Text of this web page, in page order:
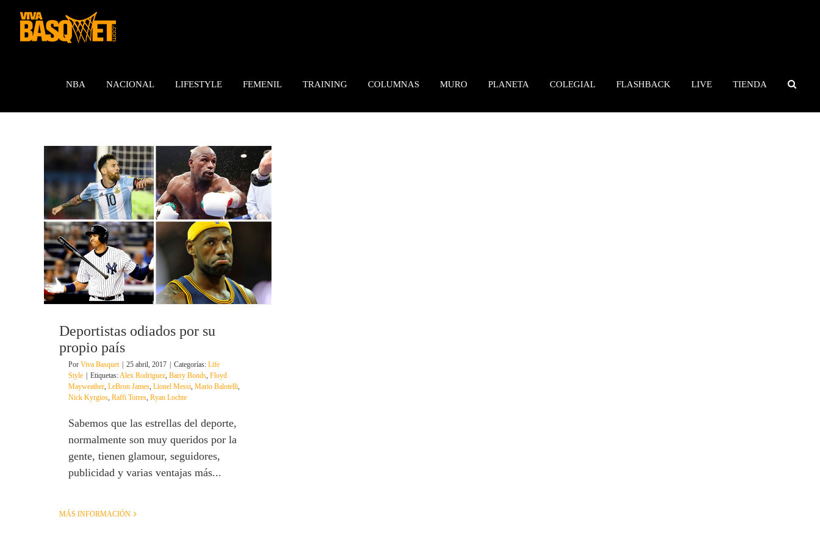
contenido
NBA NACIONAL LIFESTYLE FEMENIL TRAINING COLUMNAS MURO PLANETA COLEGIAL FLASHBACK LIVE TIENDA
Deportistas odiados por su
propio país
Por Viva Basquet 25 abril, 2017 Categorías: Life
Style
Etiquetas:Alex Rodriguez, Barry Bonds, Floyd
Mayweather, LeBron James, Lionel Messi, Mario Balotelli,
Nick Kyrgios, Raffi Torres, Ryan Lochte
Sabemos que las estrellas del deporte,
normalmente son muy queridos por la
gente, tienen glamour, seguidores,
publicidad y varias ventajas más...
MÁS INFORMACIÓN